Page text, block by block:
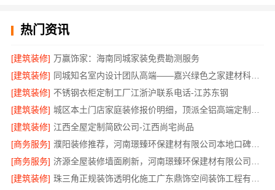
热门资讯
[建筑装修] 万赢饰家：海南同城家装免费勘测服务
[建筑装修]
同城知名室内设计团队高端——嘉兴绿色之家建材科技有限公司
[建筑装修] 不锈钢衣柜定制工厂江浙沪联系电话-江苏东钢
[建筑装修]
[建筑装修] 江西全屋定制简欧公司-江西尚宅尚品
[商务服务]
濮阳装修推荐，河南璟臻环保建材有限公司本地口碑保障
[商务服务]
[建筑装修]